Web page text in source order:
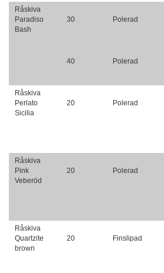
Råskiva
Paradiso
Bash
30 Polerad
40
Polerad
Råskiva
Perlato
Sicilia
20 Polerad
Råskiva
Pink
Veberöd
20 Polerad
Råskiva
Quartzite
brown
20 Finslipad